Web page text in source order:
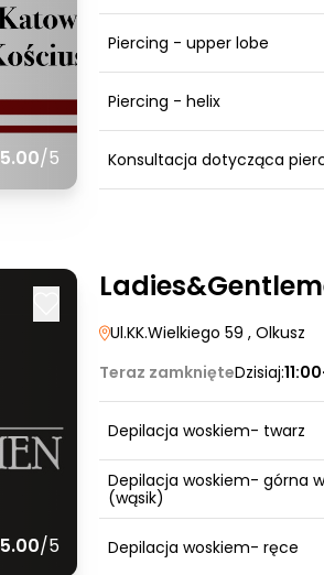
5.00/5
Piercing - upper lobe
Piercing - helix
Konsultacja dotycząca
5.00/5
Ul.KK.Wielkiego 59 , Olkusz
Teraz zamknięteDzisiaj:
Depilacja woskiem- twarz
Depilacja woskiem- górna
(wąsik)
Depilacja woskiem- ręce